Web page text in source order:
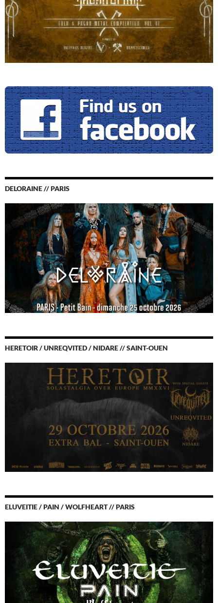
DELORAINE // PARIS
HERETOIR / UNREQVITED / NIDARE // SAINT-OUEN
ELUVEITIE / PAIN / WOLFHEART // PARIS